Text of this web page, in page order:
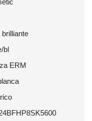
brilliante
bl
ERM